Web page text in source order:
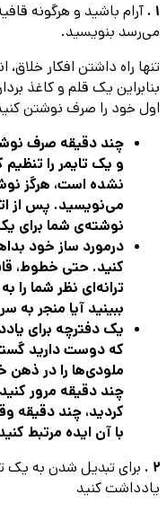
1 .
آرام باشید و هرگونه
می‌رسد بنویسید.
تنها راه داشتن افکار
اول خود را صرف نوشتن
چند دقیقه صرف
و یک تایمر را
نشده است، هرگز
می‌نویسید. پس از
نوشته‌ی شما برای
درمورد ساز خود
کنید. حتی خطوط،
ترانه‌ای نظر شما را
ببینید آیا منجر
یک دفترچه برای
که دوست دارید
ملودی‌ها را در ذهن
چند دقیقه مرور
کردید، چند دقیقه
با آن ایده مرتبط
2 .
برای تبدیل شدن به یک
یادداشت کنید